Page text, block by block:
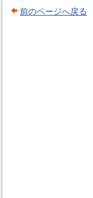
前のページへ戻る